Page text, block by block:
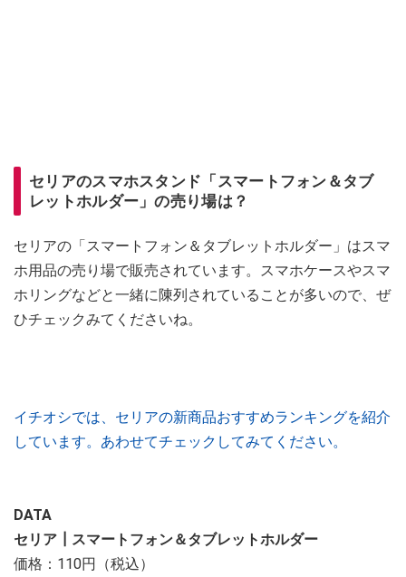
セリアのスマホスタンド「スマートフォン＆タブ
レットホルダー」の売り場は？
セリアの「スマートフォン＆タブレットホルダー」はスマ
ホ用品の売り場で販売されています。スマホケースやスマ
ホリングなどと一緒に陳列されていることが多いので、ぜ
ひチェックみてくださいね。
イチオシでは、セリアの新商品おすすめランキングを紹介
しています。あわせてチェックしてみてください。
DATA
セリア┃スマートフォン＆タブレットホルダー
価格：110円（税込）